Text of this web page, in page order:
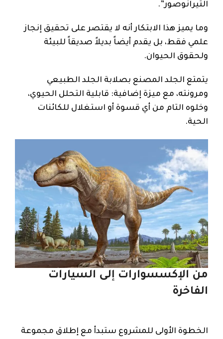
التيرانوصور”.
وما يميز هذا الابتكار أنه لا يقتصر على تحقيق إنجاز
علمي فقط، بل يقدم أيضاً بديلاً صديقاً للبيئة
ولحقوق الحيوان.
يتمتع الجلد المصنع بصلابة الجلد الطبيعي
ومرونته، مع ميزة إضافية: قابلية التحلل الحيوي،
وخلوه التام من أي قسوة أو استغلال للكائنات
الحية.
من الإكسسوارات إلى السيارات
الفاخرة
الخطوة الأولى للمشروع ستبدأ مع إطلاق مجموعة